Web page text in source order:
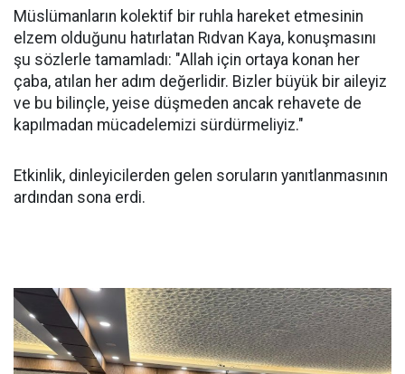
Müslümanların kolektif bir ruhla hareket etmesinin
elzem olduğunu hatırlatan Rıdvan Kaya, konuşmasını
şu sözlerle tamamladı: "Allah için ortaya konan her
çaba, atılan her adım değerlidir. Bizler büyük bir aileyiz
ve bu bilinçle, yeise düşmeden ancak rehavete de
kapılmadan mücadelemizi sürdürmeliyiz."
Etkinlik, dinleyicilerden gelen soruların yanıtlanmasının
ardından sona erdi.